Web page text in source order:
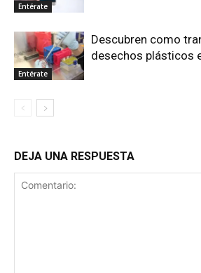
Entérate
Entérate
Descubren como
desechos plásticos
DEJA UNA RESPUESTA